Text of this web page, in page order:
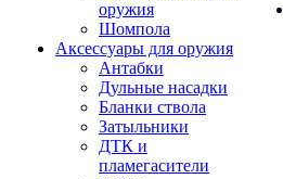
оружия
Шомпола
Аксессуары для оружия
Антабки
Дульные насадки
Бланки ствола
Затыльники
ДТК и
пламегасители